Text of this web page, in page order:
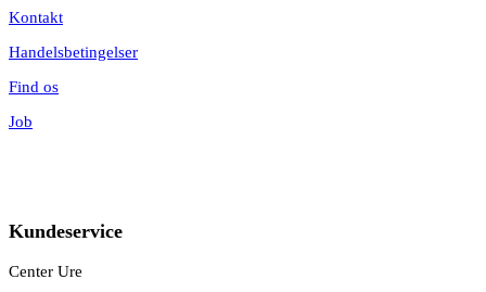
Kontakt
Handelsbetingelser
Find os
Job
Kundeservice
Center Ure